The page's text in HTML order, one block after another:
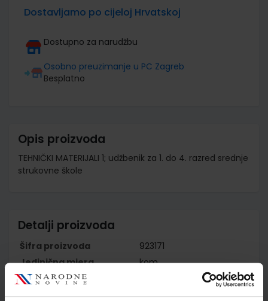
Dostavljamo po cijeloj Hrvatskoj
Dostupno za narudžbu
Osobno preuzimanje u PC Zagreb
Besplatno
Opis proizvoda
TEHNIČKI MATERIJALI 1; udžbenik za 1. do 4. razred srednje
strukovne škole
Detalji proizvoda
Šifra proizvoda
923171
Jedinična mjera
kom
Nakladnik
ŠKOLSKA KNJIGA d.d.
Autor
Franjo Toufar